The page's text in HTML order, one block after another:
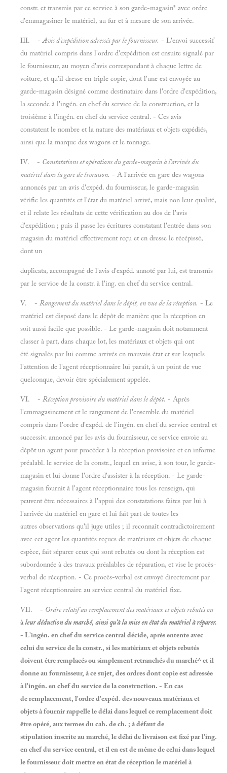
constr. et transmis par ce service à son garde-magasin* avec ordre
d'emmagasiner le matériel, au fur et à mesure de son arrivée.
III. -Avis d'expédition adressés par le fournisseur. - L'envoi successif
du matériel compris dans l'ordre d'expédition est ensuite signalé par
le fournisseur, au moyen d'avis correspondant à chaque lettre de
voiture, et qu'il dresse en triple copie, dont l'une est envoyée au
garde-magasin désigné comme destinataire dans l'ordre d'expédition,
la seconde à l'ingén. en chef du service de la construction, et la
troisième à l'ingén. en chef du service central. - Ces avis
constatent le nombre et la nature des matériaux et objets expédiés,
ainsi que la marque des wagons et le tonnage.
IV. - Constatations et opérations du garde-magasin à l'arrivée du
matériel dans la gare de livraison. - A l'arrivée en gare des wagons
annoncés par un avis d'expéd. du fournisseur, le garde-magasin
vérifie les quantités et l'état du matériel arrivé, mais non leur qualité,
et il relate les résultats de cette vérification au dos de l'avis
d'expédition ; puis il passe les écritures constatant l'entrée dans son
magasin du matériel effectivement reçu et en dresse le récépissé,
dont un
duplicata, accompagné de l'avis d'expéd. annoté par lui, est transmis
par le servioe de la constr. à l'ing. en chef du service central.
V. - Rangement du matériel dans le dépit, en vue de la réception. - Le
matériel est disposé dans le dépôt de manière que la réception en
soit aussi facile que possible. - Le garde-magasin doit notamment
classer à part, dans chaque lot, les matériaux et objets qui ont
été signalés par lui comme arrivés en mauvais état et sur lesquels
l'attention de l'agent réceptionnaire lui paraît, à un point de vue
quelconque, devoir être spécialement appelée.
VI. - Réception provisoire du matériel dans le dépôt. - Après
l'emmagasinement et le rangement de l'ensemble du matériel
compris dans l'ordre d'expéd. de l'ingén. en chef du service central et
successiv. annoncé par les avis du fournisseur, ce service envoie au
dépôt un agent pour procéder à la réception provisoire et en informe
préalabl. le service de la constr., lequel en avise, à son tour, le garde-
magasin et lui donne l'ordre d'assister à la réception. - Le garde-
magasin fournit à l'agent réceptionnaire tous les renseign, qui
peuvent être nécessaires à l'appui des constatations faites par lui à
l'arrivée du matériel en gare et lui fait part de toutes les
autres observations qu'il juge utiles ; il reconnaît contradictoirement
avec cet agent les quantités reçues de matériaux et objets de chaque
espèce, fait séparer ceux qui sont rebutés ou dont la réception est
subordonnée à des travaux préalables de réparation, et vise le procès-
verbal de réception. - Ce procès-verbal est envoyé directement par
l'agent réceptionnaire au service central du matériel fixe.
VII. - Ordre relatif au remplacement des matériaux et objets rebutés ou
àleur déduction du marché, ainsi qu'à la mise en état du matériel à réparer.
- L'ingén. en chef du service central décide, après entente avec
celui du service de la constr., si les matériaux et objets rebutés
doivent être remplacés ou simplement retranchés du marché^ et il
donne au fournisseur, à ce sujet, des ordres dont copie est adressée
à l'ingén. en chef du service de la construction. - En cas
de remplacement, l'ordre d'expéd. des nouveaux matériaux et
objets à fournir rappelle le délai dans lequel ce remplacement doit
être opéré, aux termes du cah. de ch. ; à défaut de
stipulation inscrite au marché, le délai de livraison est fixé par l'ing.
en chef du service central, et il en est de même de celui dans lequel
le fournisseur doit mettre en état de réception le matériel à